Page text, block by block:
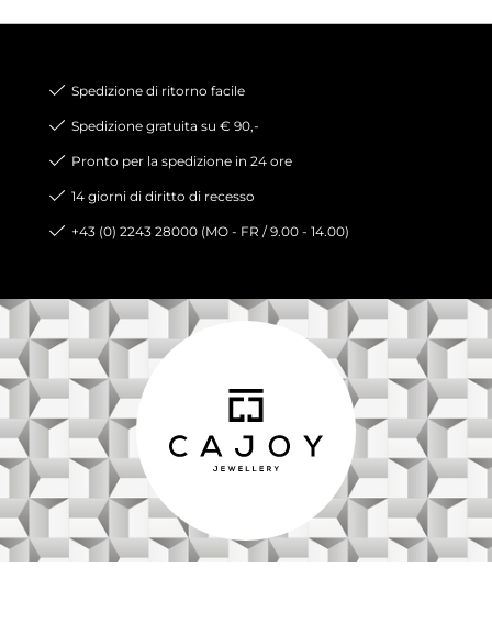
Spedizione di ritorno facile
Spedizione gratuita su € 90,-
Pronto per la spedizione in 24 ore
14 giorni di diritto di recesso
+43 (0) 2243 28000 (MO - FR / 9.00 - 14.00)